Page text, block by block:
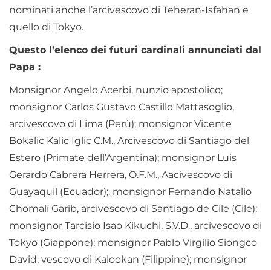
nominati anche l’arcivescovo di Teheran-Isfahan e
quello di Tokyo.
Questo l’elenco dei futuri cardinali annunciati dal
Papa :
Monsignor Angelo Acerbi, nunzio apostolico;
monsignor Carlos Gustavo Castillo Mattasoglio,
arcivescovo di Lima (Perù); monsignor Vicente
Bokalic Kalic Iglic C.M., Arcivescovo di Santiago del
Estero (Primate dell’Argentina); monsignor Luis
Gerardo Cabrera Herrera, O.F.M., Aacivescovo di
Guayaquil (Ecuador);. monsignor Fernando Natalio
Chomalí Garib, arcivescovo di Santiago de Cile (Cile);
monsignor Tarcisio Isao Kikuchi, S.V.D., arcivescovo di
Tokyo (Giappone); monsignor Pablo Virgilio Siongco
David, vescovo di Kalookan (Filippine); monsignor